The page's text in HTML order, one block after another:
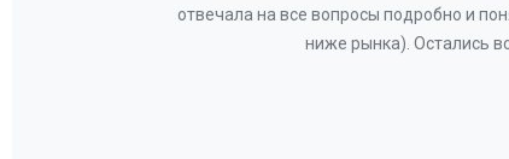
отвечала на все вопросы подробно и
ниже рынка). Остались